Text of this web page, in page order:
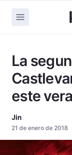
La
este
Jin
21 de enero de 2018